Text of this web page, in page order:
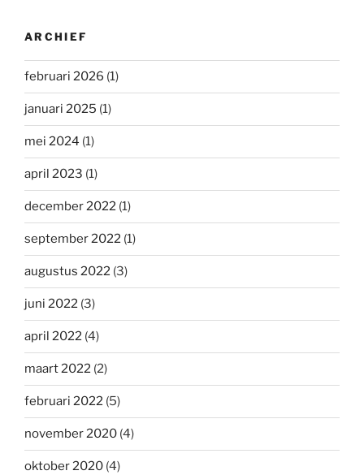
ARCHIEF
februari 2026 (1)
januari 2025 (1)
mei 2024 (1)
april 2023 (1)
december 2022 (1)
september 2022 (1)
augustus 2022 (3)
juni 2022 (3)
april 2022 (4)
maart 2022 (2)
februari 2022 (5)
november 2020 (4)
oktober 2020 (4)